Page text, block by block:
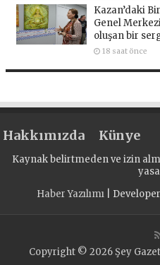
Kazan’daki
Genel
oluşan bir
18 saat önce
Hakkımızda Künye
Kaynak belirtmeden ve izin
Haber Yazılımı|
Copyright © 2026 Şey